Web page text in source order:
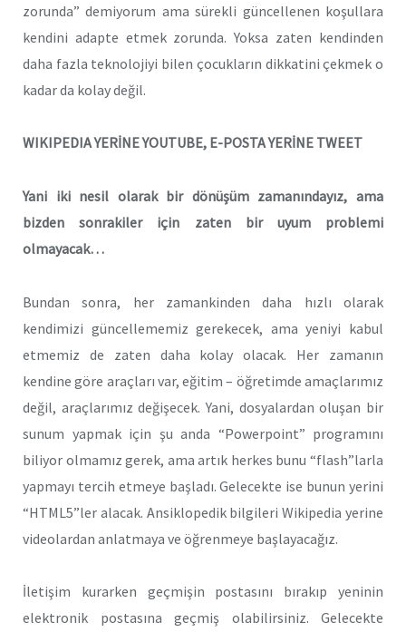
zorunda” demiyorum ama sürekli güncellenen koşullara
kendini adapte etmek zorunda. Yoksa zaten kendinden
daha fazla teknolojiyi bilen çocukların dikkatini çekmek o
kadar da kolay değil.
WIKIPEDIA YERİNE YOUTUBE, E-POSTA YERİNE TWEET
Yani iki nesil olarak bir dönüşüm zamanındayız, ama
bizden sonrakiler için zaten bir uyum problemi
olmayacak…
Bundan sonra, her zamankinden daha hızlı olarak
kendimizi güncellememiz gerekecek, ama yeniyi kabul
etmemiz de zaten daha kolay olacak. Her zamanın
kendine göre araçları var, eğitim – öğretimde amaçlarımız
değil, araçlarımız değişecek. Yani, dosyalardan oluşan bir
sunum yapmak için şu anda “Powerpoint” programını
biliyor olmamız gerek, ama artık herkes bunu “flash”larla
yapmayı tercih etmeye başladı. Gelecekte ise bunun yerini
“HTML5”ler alacak. Ansiklopedik bilgileri Wikipedia yerine
videolardan anlatmaya ve öğrenmeye başlayacağız.
İletişim kurarken geçmişin postasını bırakıp yeninin
elektronik postasına geçmiş olabilirsiniz. Gelecekte